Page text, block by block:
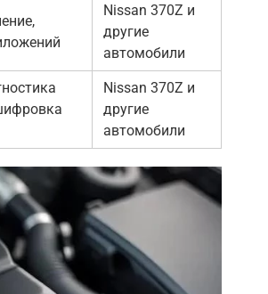
Nissan 370Z и
другие
автомобили
Nissan 370Z и
другие
автомобили